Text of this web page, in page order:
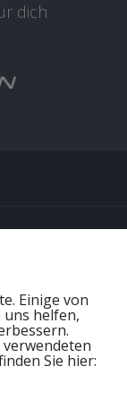
dich
Einige von
uns helfen,
Sie hier: